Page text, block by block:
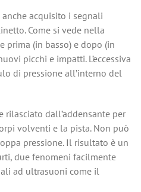
acquisito i segnali
Come si vede nella
prima (in basso) e dopo (in
picchi e impatti. L’eccessiva
di pressione all’interno del
rilasciato dall’addensante per
volventi e la pista. Non può
pressione. Il risultato è un
due fenomeni facilmente
ad ultrasuoni come il